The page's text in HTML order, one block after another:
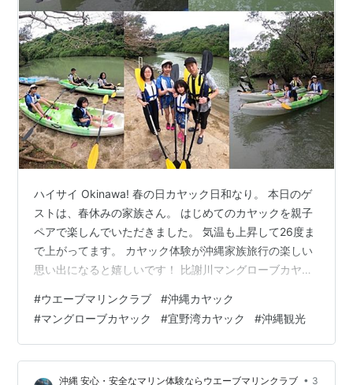
ハイサイ Okinawa! 春の日カヤック日和なり。 本日のゲ
ストは、春休みの家族さん。 はじめてのカヤックを親子
ペアで楽しんでいただきました。 気温も上昇して26度ま
で上がってます。 カヤック体験が沖縄家族旅行の楽しい
思い出になると嬉しいです！ 比謝川マングローブカヤッ
クガイドがはじめての方から 丁寧に漕ぎ方をレクチャー
して安心・安全で楽しいツアーを開催しています。 お気
軽にご参加くださいね！ Google レビュー4.9☆の宜野湾
カヤックショップです。 カヤックのお申し込みはこちら
#ウエーブマリンクラブ #沖縄カヤック
#マングローブカヤック #宜野湾カヤック #沖縄観光
沖縄 安心・安全なマリン体験ならウエーブマリンクラブ • 3